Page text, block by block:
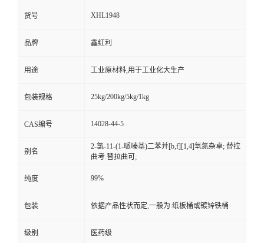
货号 XHL1948
品牌 鑫红利
用途 工业原材料,用于工业化大生产
包装规格 25kg/200kg/5kg/1kg
CAS编号 14028-44-5
别名
2-氯-11-(1-哌嗪基)二苯并[b,f][1,4]氧氮杂卓; 替拉
曲考.替拉曲可;
纯度 99%
包装 依据产品性状而定,一般为:纸板桶或镀锌铁桶
级别 医药级